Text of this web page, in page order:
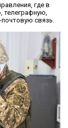
где в
телеграфную,
связь.